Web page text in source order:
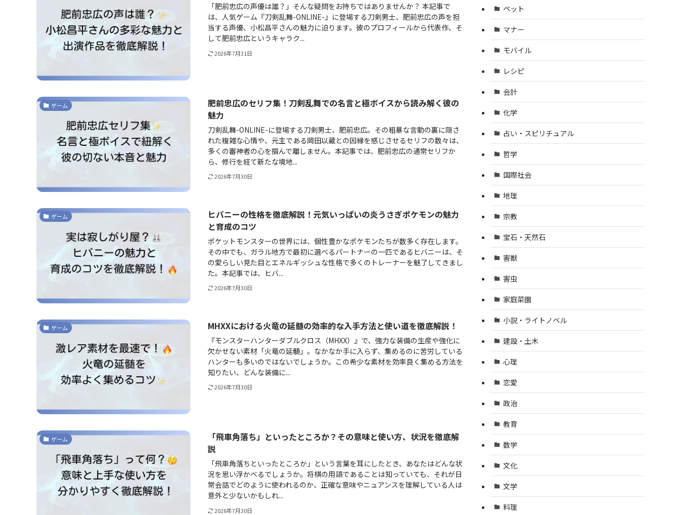
「肥前忠広の声優は誰？」そんな疑問をお持ちではありませんか？ 本記事で
は、人気ゲーム『刀剣乱舞-ONLINE-』に登場する刀剣男士、肥前忠広の声を担
当する声優、小松昌平さんの魅力に迫ります。彼のプロフィールから代表作、そ
して肥前忠広というキャラク...
2026年7月31日
ゲーム
肥前忠広のセリフ集！刀剣乱舞での名言と極ボイスから読み解く彼の
魅力
刀剣乱舞-ONLINE-に登場する刀剣男士、肥前忠広。その粗暴な言動の裏に隠さ
れた複雑な心情や、元主である岡田以蔵との因縁を感じさせるセリフの数々は、
多くの審神者の心を掴んで離しません。本記事では、肥前忠広の通常セリフか
ら、修行を経て新たな境地...
2026年7月30日
ゲーム
ヒバニーの性格を徹底解説！元気いっぱいの炎うさぎポケモンの魅力
と育成のコツ
ポケットモンスターの世界には、個性豊かなポケモンたちが数多く存在します。
その中でも、ガラル地方で最初に選べるパートナーの一匹であるヒバニーは、そ
の愛らしい見た目とエネルギッシュな性格で多くのトレーナーを魅了してきまし
た。本記事では、ヒバ...
2026年7月30日
ゲーム MHXXにおける火竜の延髄の効率的な入手方法と使い道を徹底解説！
『モンスターハンターダブルクロス（MHXX）』で、強力な装備の生産や強化に
欠かせない素材「火竜の延髄」。なかなか手に入らず、集めるのに苦労している
ハンターも多いのではないでしょうか。この希少な素材を効率良く集める方法を
知りたい、どんな装備に...
2026年7月30日
ゲーム
「飛車角落ち」といったところか？その意味と使い方、状況を徹底解
説
「飛車角落ちといったところか」という言葉を耳にしたとき、あなたはどんな状
況を思い浮かべるでしょうか。将棋の用語であることは知っていても、それが日
常会話でどのように使われるのか、正確な意味やニュアンスを理解している人は
意外と少ないかもしれ...
2026年7月30日
ペット
マナー
モバイル
レシピ
会計
化学
占い・スピリチュアル
哲学
国際社会
地理
宗教
宝石・天然石
害獣
害虫
家庭菜園
小説・ライトノベル
建設・土木
心理
恋愛
政治
教育
数学
文化
文学
料理